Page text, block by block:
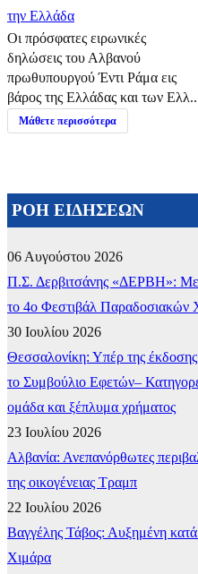
την Ελλάδα
Οι πρόσφατες ειρωνικές
δηλώσεις του Αλβανού
πρωθυπουργού Έντι Ράμα εις
βάρος της Ελλάδας και των
Μάθετε περισσότερα
ΡΟΗ ΕΙΔΗΣΕΩΝ
06 Αυγούστου 2026
Π.Σ. Δερβιτσάνης «ΔΕΡΒΗ»: Με
το 4ο Φεστιβάλ Παραδοσιακών
30 Ιουλίου 2026
Θεσσαλονίκη: Υπέρ της
το Συμβούλιο Εφετών–
ομάδα και ξέπλυμα χρήματος
23 Ιουλίου 2026
Αλβανία: Ανεπανόρθωτες
της οικογένειας Τραμπ
22 Ιουλίου 2026
Βαγγέλης Τάβος: Αυξημένη
Χιμάρα